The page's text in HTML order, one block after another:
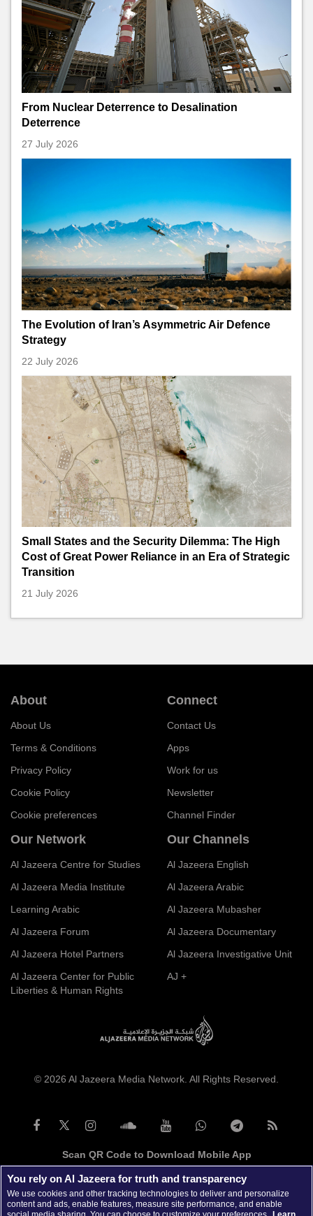
From Nuclear Deterrence to Desalination
Deterrence
27 July 2026
The Evolution of Iran’s Asymmetric Air Defence
Strategy
22 July 2026
Small States and the Security Dilemma: The High
Cost of Great Power Reliance in an Era of Strategic
Transition
21 July 2026
About
About Us
Terms & Conditions
Privacy Policy
Cookie Policy
Cookie preferences
Connect
Contact Us
Apps
Work for us
Newsletter
Channel Finder
Our Network
Al Jazeera Centre for Studies
Al Jazeera Media Institute
Learning Arabic
Al Jazeera Forum
Al Jazeera Hotel Partners
Al Jazeera Center for Public
Liberties & Human Rights
Our Channels
Al Jazeera English
Al Jazeera Arabic
Al Jazeera Mubasher
Al Jazeera Documentary
Al Jazeera Investigative Unit
AJ +
© 2026 Al Jazeera Media Network. All Rights Reserved.
Scan QR Code to Download Mobile App
You rely on Al Jazeera for truth and transparency
We use cookies and other tracking technologies to deliver and personalize
content and ads, enable features, measure site performance, and enable